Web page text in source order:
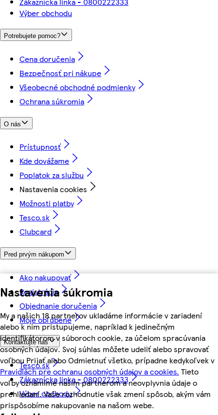
Nastavenia súkromia
My a našich 18 partnerov ukladáme informácie v zariadení
alebo k nim pristupujeme, napríklad k jedinečným
identifikátorom v súboroch cookie, za účelom spracúvania
osobných údajov. Svoj súhlas môžete udeliť alebo spravovať
voľbou Prijať alebo Odmietnuť všetko, prípadne kedykoľvek v
Pravidlách pre ochranu osobných údajov a cookies. Tieto
voľby oznámime našim partnerom a neovplyvnia údaje o
prehliadaní. Vaše rozhodnutie však zmení spôsob, akým vám
prispôsobíme nakupovanie na našom webe.
Výber obchodu
Potrebujete pomoc?
Cena doručenia
Bezpečnosť pri nákupe
Všeobecné obchodné podmienky
Ochrana súkromia
O nás
Prístupnosť
Kde dovážame
Poplatok za službu
Nastavenia cookies
Možnosti platby
Tesco.sk
Clubcard
Pred prvým nákupom
Ako nakupovať
Registrácia
Objednanie doručenia
Moje obľúbené
Kontaktujte nás
Tesco.sk
Zákaznícka linka - 0800222333
Výber obchodu